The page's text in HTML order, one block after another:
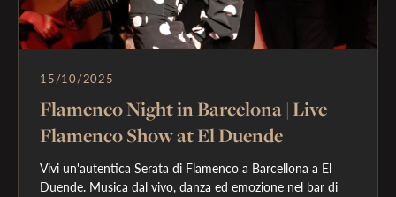
15/10/2025
Flamenco Night in Barcelona | Live
Flamenco Show at El Duende
Vivi un'autentica Serata di Flamenco a Barcellona a El
Duende. Musica dal vivo, danza ed emozione nel bar di